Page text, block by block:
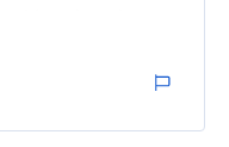
Bei zwei Personen
den Wasserpark
Als Hotelgast